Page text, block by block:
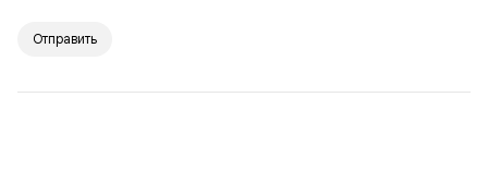
Отправить